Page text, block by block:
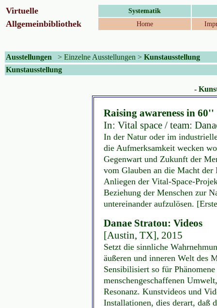
Virtuelle Systematik
Allgemeinbibliothek Home
Ausstellungen > Einzelne Ausstellungen > Kunstausstellung
Kunstausstellung
-
Raising awareness in 60''
In: Vital space / team:
In der Natur oder im
die Aufmerksamkeit wecken
Gegenwart und Zukunft der
vom Glauben an die Macht der
Anliegen der Vital-Space-
Beziehung der Menschen zur
untereinander aufzulösen.
Danae Stratou: Videos
[Austin, TX], 2015
Setzt die sinnliche
äußeren und inneren Welt des
Sensibilisiert so für
menschengeschaffenen
Resonanz. Kunstvideos und
Installationen, dies derart, daß